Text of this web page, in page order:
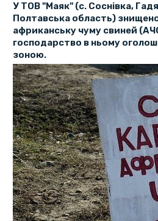
У ТОВ "Маяк" (с. Соснівка,
Полтавська область)
африканську чуму свиней
господарство в ньому
зоною.